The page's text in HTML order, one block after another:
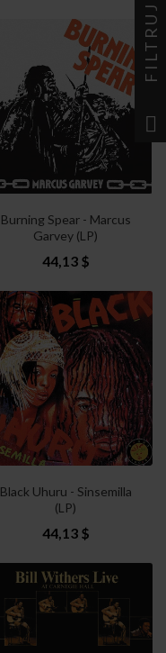
Burning Spear - Marcus
Garvey (LP)
44,13 $
Black Uhuru - Sinsemilla
(LP)
44,13 $
FILTRUJ